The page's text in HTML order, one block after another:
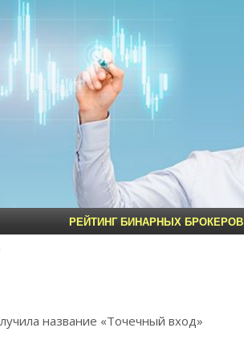
РЕЙТИНГ БИНАРНЫХ БРОКЕРОВ
название «Точечный вход»